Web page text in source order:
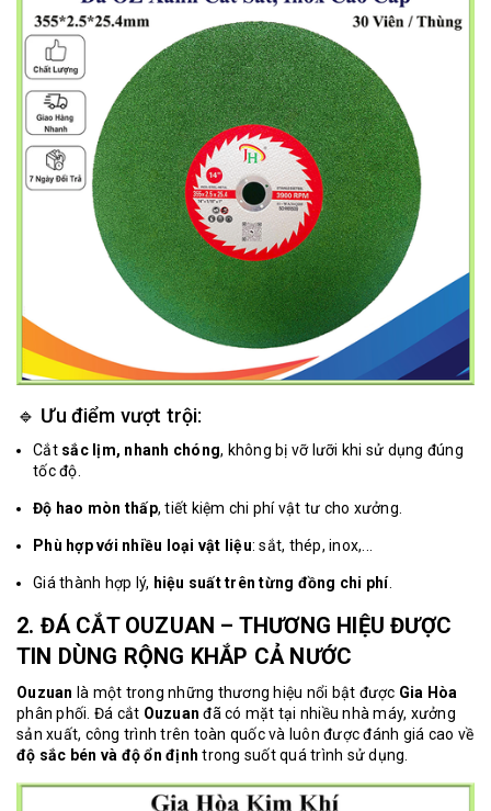
🔹 Ưu điểm vượt trội:
Cắt sắc lịm, nhanh chóng, không bị vỡ lưỡi khi sử dụng đúng
tốc độ.
Độ hao mòn thấp, tiết kiệm chi phí vật tư cho xưởng.
Phù hợp với nhiều loại vật liệu: sắt, thép, inox,...
Giá thành hợp lý, hiệu suất trên từng đồng chi phí.
2. ĐÁ CẮT OUZUAN – THƯƠNG HIỆU ĐƯỢC
TIN DÙNG RỘNG KHẮP CẢ NƯỚC
Ouzuan là một trong những thương hiệu nổi bật được Gia Hòa
phân phối. Đá cắt Ouzuan đã có mặt tại nhiều nhà máy, xưởng
sản xuất, công trình trên toàn quốc và luôn được đánh giá cao về
độ sắc bén và độ ổn định trong suốt quá trình sử dụng.